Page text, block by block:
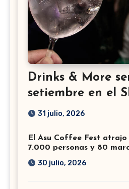
Drinks & More
setiembre en el
31 julio, 2026
El Asu Coffee Fest atrajo
7.000 personas y 80
30 julio, 2026